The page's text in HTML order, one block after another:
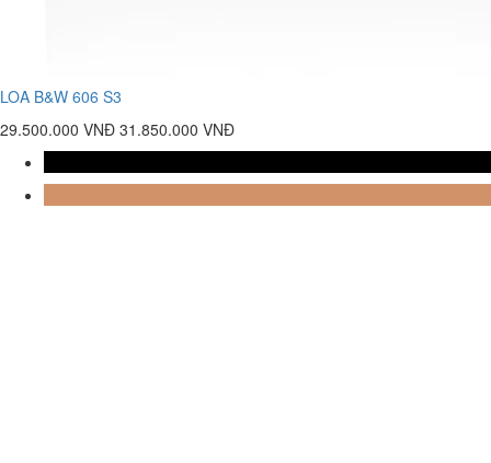
LOA B&W 606 S3
29.500.000 VNĐ 31.850.000 VNĐ